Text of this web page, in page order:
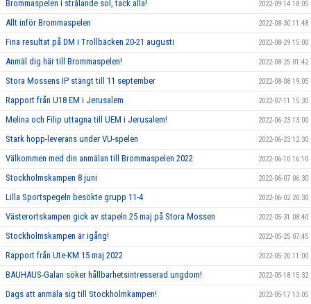
Brommaspelen i strålande sol, tack alla! 2022-09-14 18:05
Allt inför Brommaspelen 2022-08-30 11:48
Fina resultat på DM i Trollbäcken 20-21 augusti 2022-08-29 15:00
Anmäl dig här till Brommaspelen! 2022-08-25 01:42
Stora Mossens IP stängt till 11 september 2022-08-08 19:05
Rapport från U18 EM i Jerusalem 2022-07-11 15:30
Melina och Filip uttagna till UEM i Jerusalem! 2022-06-23 13:00
Stark hopp-leverans under VU-spelen 2022-06-23 12:30
Välkommen med din anmälan till Brommaspelen 2022 2022-06-10 16:10
Stockholmskampen 8 juni 2022-06-07 06:30
Lilla Sportspegeln besökte grupp 11-4 2022-06-02 20:30
Västerortskampen gick av stapeln 25 maj på Stora Mossen 2022-05-31 08:40
Stockholmskampen är igång! 2022-05-25 07:45
Rapport från Ute-KM 15 maj 2022 2022-05-20 11:00
BAUHAUS-Galan söker hållbarhetsintresserad ungdom! 2022-05-18 15:32
Dags att anmäla sig till Stockholmkampen! 2022-05-17 13:05